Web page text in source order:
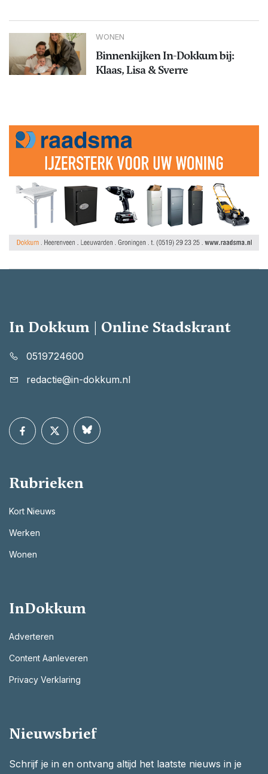
WONEN
Binnenkijken In-Dokkum bij:
Klaas, Lisa & Sverre
In Dokkum | Online Stadskrant
0519724600
redactie@in-dokkum.nl
Rubrieken
Kort Nieuws
Werken
Wonen
InDokkum
Adverteren
Content Aanleveren
Privacy Verklaring
Nieuwsbrief
Schrijf je in en ontvang altijd het laatste nieuws in je